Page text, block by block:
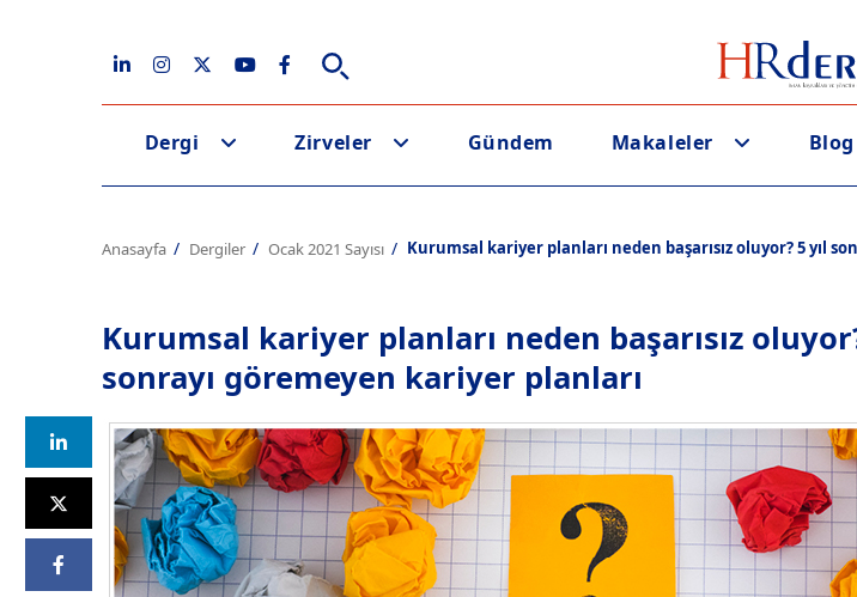
Dergi Zirveler Gündem Makaleler Blog
Anasayfa Dergiler Ocak 2021 Sayısı Kurumsal kariyer planları neden başarısız oluyor? 5 yıl
Kurumsal kariyer planları neden başarısız
sonrayı göremeyen kariyer planları